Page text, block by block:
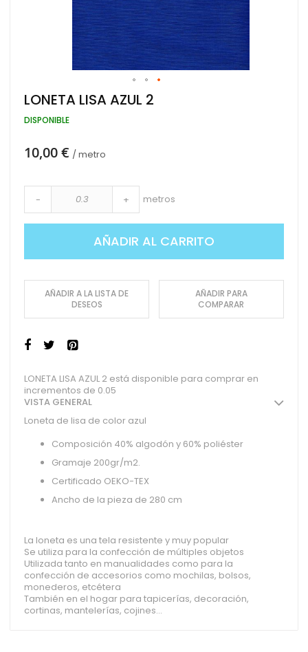
Saltar
al
comienzo
galería
LONETA LISA AZUL 2
DISPONIBLE
10,00 € / metro
- + metros
AÑADIR AL CARRITO
AÑADIR A LA LISTA DE
DESEOS
AÑADIR PARA
COMPARAR
LONETA LISA AZUL 2 está disponible para comprar en
incrementos de 0.05
VISTA GENERAL
Loneta de lisa de color azul
Composición 40% algodón y 60% poliéster
Gramaje 200gr/m2.
Certificado OEKO-TEX
Ancho de la pieza de 280 cm
La loneta es una tela resistente y muy popular
Se utiliza para la confección de múltiples objetos
Utilizada tanto en manualidades como para la
confección de accesorios como mochilas, bolsos,
monederos, etcétera
También en el hogar para tapicerías, decoración,
cortinas, mantelerías, cojines...